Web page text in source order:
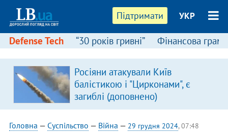
Підтримати УКР
Defense Tech “30 років гривні” Фінансова
Росіяни атакували Київ
балістикою і "Цирконами", є
загиблі (доповнено)
Головна — Суспільство — Війна — 29 грудня 2024, 07:48